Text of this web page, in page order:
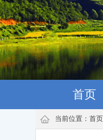
首页
当前位置： 首页